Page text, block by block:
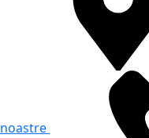
noastre